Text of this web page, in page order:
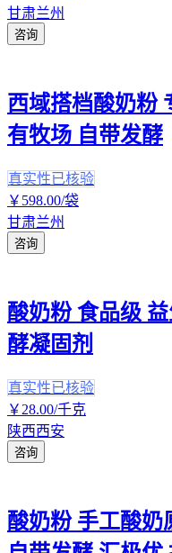
甘肃兰州
咨询
西域搭档酸奶粉
有牧场 自带发酵
真实性已核验
￥ 598.00/袋
甘肃兰州
咨询
酸奶粉 食品级
酵凝固剂
真实性已核验
￥ 28.00/千克
陕西西安
咨询
酸奶粉 手工酸奶